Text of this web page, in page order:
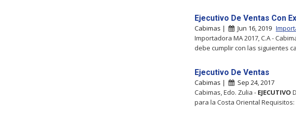
Ejecutivo De Ventas Con
Cabimas | Jun 16, 2019
Importadora MA 2017, C.A -
debe cumplir con las siguientes
Ejecutivo De Ventas
Cabimas |
Sep 24, 2017
Cabimas, Edo. Zulia - EJECUTIVO
para la Costa Oriental Requisitos: